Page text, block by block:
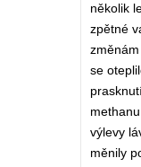
několik
zpětné
se
výlevy
měnily